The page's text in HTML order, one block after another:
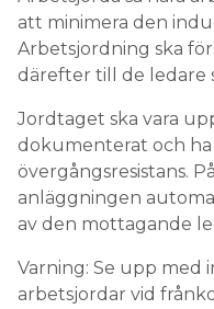
anläggningen
av den mottagande
Varning: Se upp med
arbetsjordar vid
kompletterande
2 Potentialutjämna
utförs
och utrustning
beröring med